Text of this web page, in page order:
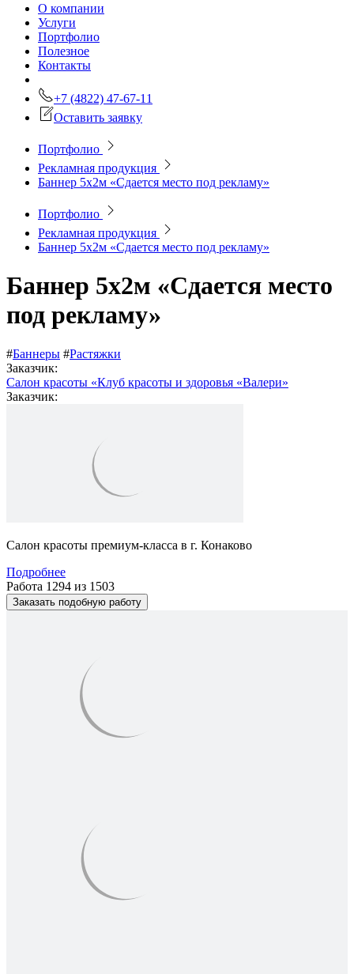
О компании
Услуги
Портфолио
Полезное
Контакты
+7 (4822) 47-67-11
Оставить заявку
Портфолио
Рекламная продукция
Баннер 5х2м «Сдается место под рекламу»
Портфолио
Рекламная продукция
Баннер 5х2м «Сдается место под рекламу»
Баннер 5х2м «Сдается место
под рекламу»
#Баннеры #Растяжки
Заказчик:
Салон красоты «Клуб красоты и здоровья «Валери»
Заказчик:
Салон красоты премиум-класса в г. Конаково
Подробнее
Работа 1294 из 1503
Заказать подобную работу